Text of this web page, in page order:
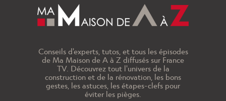
Conseils d'experts, tutos, et tous les épisodes
de Ma Maison de A à Z diffusés sur France
TV. Découvrez tout l'univers de la
construction et de la rénovation, les bons
gestes, les astuces, les étapes-clefs pour
éviter les pièges.